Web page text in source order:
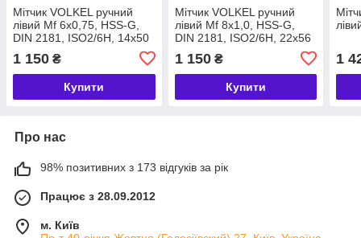
Мітчик VOLKEL ручний
лівий Мf 6х0,75, HSS-G,
DIN 2181, ISO2/6H, 14х50
мм, лівостороння різьба
DIN 13, для наскрізних та
глухих
1 150 ₴
Купити
Мітчик VOLKEL ручний
лівий Мf 8х1,0, HSS-G,
DIN 2181, ISO2/6H, 22х56
мм, лівостороння різьба
DIN 13, для наскрізних та
глухих
1 150₴
Купити
1
Про нас
98% позитивних з 173 відгуків за рік
Працює з 28.09.2012
м. Київ